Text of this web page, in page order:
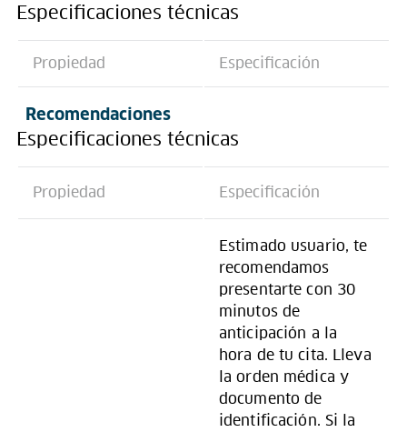
Especificaciones técnicas
Propiedad Especificación
Recomendaciones
Especificaciones técnicas
Propiedad Especificación
Estimado usuario, te
recomendamos
presentarte con 30
minutos de
anticipación a la
hora de tu cita. Lleva
la orden médica y
documento de
identificación. Si la